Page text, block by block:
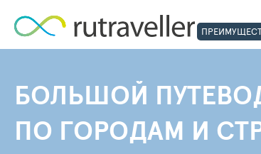
БОЛЬШОЙ
ПО ГОРОДАМ И